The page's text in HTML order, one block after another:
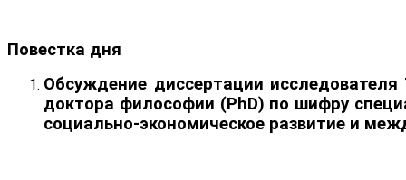
Повестка дня
Обсуждение диссертации исследователя
доктора философии (PhD) по шифру
социально-экономическое развитие и